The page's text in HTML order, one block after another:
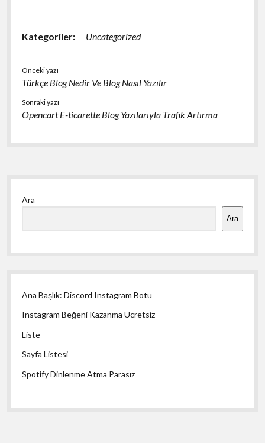
Kategoriler: Uncategorized
Önceki yazı
Türkçe Blog Nedir Ve Blog Nasıl Yazılır
Sonraki yazı
Opencart E-ticarette Blog Yazılarıyla Trafik Artırma
Yan
Menü
Ara
Ara
Ana Başlık: Discord Instagram Botu
Instagram Beğeni Kazanma Ücretsiz
Liste
Sayfa Listesi
Spotify Dinlenme Atma Parasız